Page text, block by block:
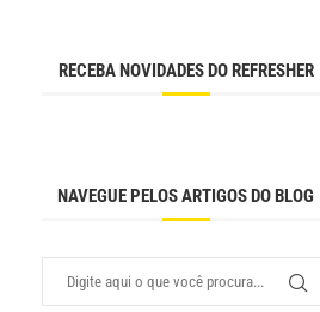
RECEBA NOVIDADES DO REFRESHER
NAVEGUE PELOS ARTIGOS DO BLOG